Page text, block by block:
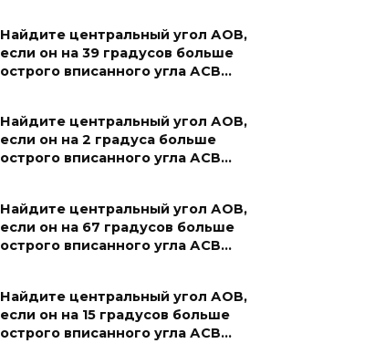
Найдите центральный угол АОВ,
если он на 39 градусов больше
острого вписанного угла АСВ…
Найдите центральный угол АОВ,
если он на 2 градуса больше
острого вписанного угла АСВ…
Найдите центральный угол АОВ,
если он на 67 градусов больше
острого вписанного угла АСВ…
Найдите центральный угол АОВ,
если он на 15 градусов больше
острого вписанного угла АСВ…